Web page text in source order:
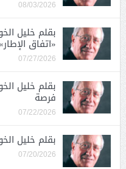
08/03/2026
بقلم خليل
«اتفاق الإطار»
07/27/2026
بقلم خليل
فرصة
07/22/2026
بقلم خليل
07/20/2026